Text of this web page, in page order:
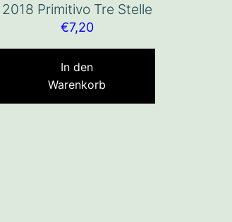
2018 Primitivo Tre Stelle
€7,20
In den
Warenkorb